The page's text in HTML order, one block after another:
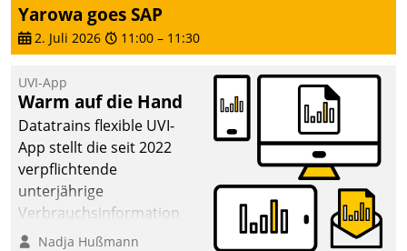
und PropTech.
Yarowa goes SAP
2. Juli 2026 11:00 – 11:30
UVI-App
Warm auf die Hand
Datatrains flexible UVI-
App stellt die seit 2022
verpflichtende
unterjährige
Verbrauchsinformation
schnell, zuverlässig und
Nadja Hußmann